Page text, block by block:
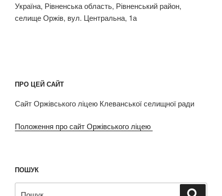
Україна, Рівненська область, Рівненський район,
селище Оржів, вул. Центральна, 1а
ПРО ЦЕЙ САЙТ
Сайт Оржівського ліцею Клеванської селищної ради
Положення про сайт Оржівського ліцею
ПОШУК